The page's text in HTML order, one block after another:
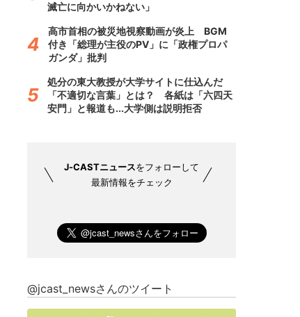
滅亡に向かいかねない」
高市首相の被災地視察動画が炎上 BGM
付き「総理が主役のPV」に「政権プロパ
ガンダ」批判
処分の東大教授が大学サイトに仕込んだ
「不適切な言葉」とは？ 各紙は「六四天
安門」と報道も...大学側は説明拒否
J-CASTニュースをフォローして
最新情報をチェック
@jcast_newsさんのツイート